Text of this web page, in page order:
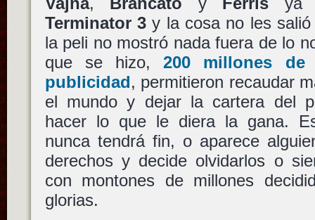
Terminator 3y la cosa no les
la peli no mostró nada fuera de lo
que se hizo,200 millones
publicidad, permitieron recaudar
el mundo y dejar la cartera del
hacer lo que le diera la gana.
nunca tendrá fin, o aparece
derechos y decide olvidarlos o
con montones de millones
glorias.